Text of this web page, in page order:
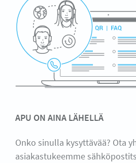
APU ON AINA LÄHELLÄ
Onko sinulla kysyttävää? Ota
asiakastukeemme